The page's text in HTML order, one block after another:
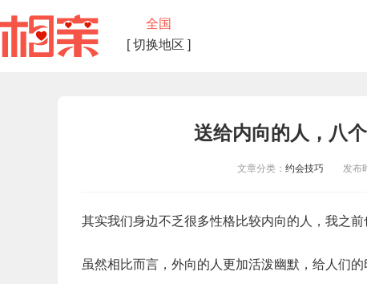
全国
[ 切换地区 ]
送给内向的人，八
文章分类： 约会技巧发布时
其实我们身边不乏很多性格比较内向的人，我之
虽然相比而言，外向的人更加活泼幽默，给人们